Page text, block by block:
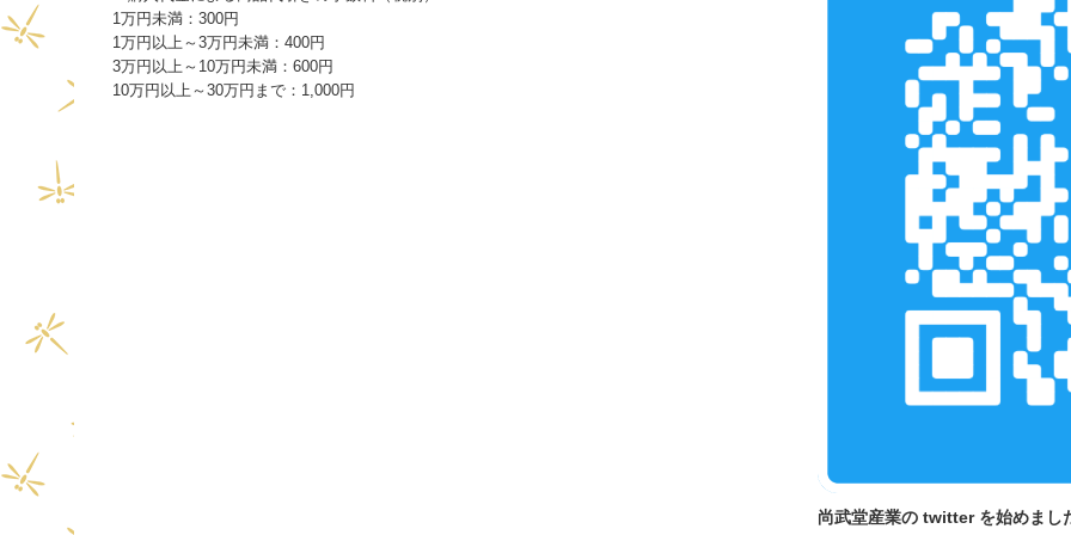
1万円未満：300円
1万円以上～3万円未満：400円
3万円以上～10万円未満：600円
10万円以上～30万円まで：1,000円
尚武堂産業の twitter を始めまし